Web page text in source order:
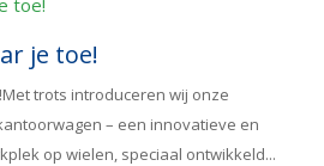
je toe!
trots introduceren wij onze
– een innovatieve en
op wielen, speciaal ontwikkeld...